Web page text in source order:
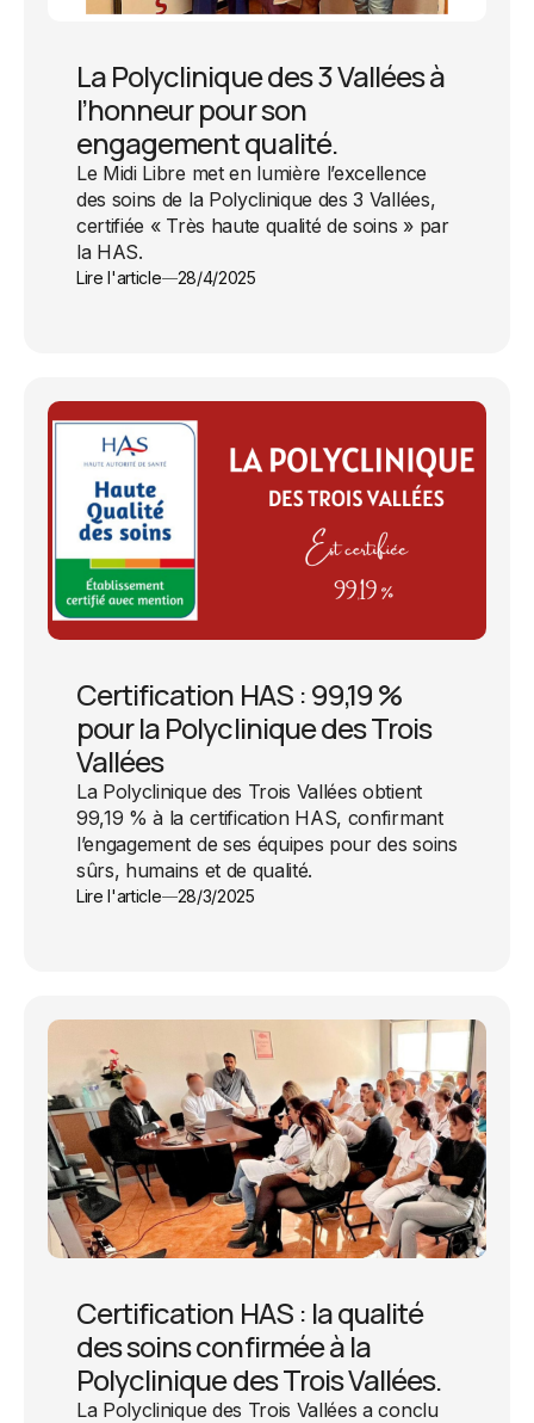
La Polyclinique des 3 Vallées à
l’honneur pour son
engagement qualité.
Le Midi Libre met en lumière l’excellence
des soins de la Polyclinique des 3 Vallées,
certifiée « Très haute qualité de soins » par
la HAS.
Lire l'article 28/4/2025
Certification HAS : 99,19 %
pour la Polyclinique des Trois
Vallées
La Polyclinique des Trois Vallées obtient
99,19 % à la certification HAS, confirmant
l’engagement de ses équipes pour des soins
sûrs, humains et de qualité.
Lire l'article 28/3/2025
Certification HAS : la qualité
des soins confirmée à la
Polyclinique des Trois Vallées.
La Polyclinique des Trois Vallées a conclu